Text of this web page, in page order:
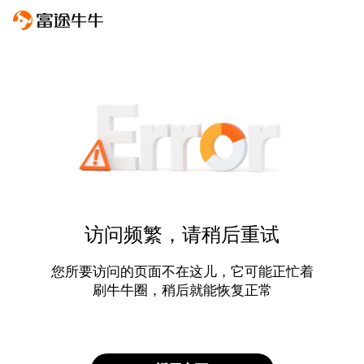
访问频繁，请稍后重试
您所要访问的页面不在这儿，它可能正忙着
刷牛牛圈，稍后就能恢复正常